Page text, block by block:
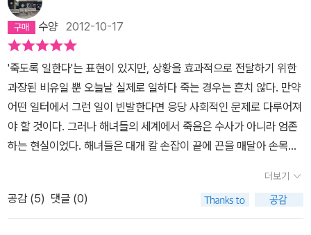
다는 걸 알았다. )에게 제주의 참모습을 보여주고 싶어한 시댁 식구들
덕분에 오름이나 관광객으로 붐비지 않는 유적지도 많이 다녀와 고개
를 끄덕인 부분이 많았다. 이 책을 읽으면서 가장 공감한 부분은 제주
사람들의 정서와 언어에 대한 부분이었다. 결혼을 하고 처음 몇 년은
내가 살아온 문화와 다른 게 많아서 놀라고 신기해하면서 보냈다. 그
후 몇 년은 왜 그렇게 사는지 이해가 안 된다며 투덜거렸다. 하지만 지
금은 제주에서는 그냥 그러는가 보다 하면서 받아들인다. 한마디로
제주는 내 고향과는 참 다르다. 내가 이런 이야기를 하면 남편은 자기
도 제주랑 처가가 달라서 힘들었단다. 그래도 며느리인 나만큼이야
힘들었을까나?? 나처럼 제주를 이질적으로 생각하는 사람들이 많다
수양 2012-10-17
'죽도록 일한다'는 표현이 있지만, 상황을 효과적으로 전달하기 위한
과장된 비유일 뿐 오늘날 실제로 일하다 죽는 경우는 흔치 않다. 만약
어떤 일터에서 그런 일이 빈발한다면 응당 사회적인 문제로 다루어져
야 할 것이다. 그러나 해녀들의 세계에서 죽음은 수사가 아니라 엄존
하는 현실이었다. 해녀들은 대개 칼 손잡이 끝에 끈을 매달아 손목에
칼이 전복에 박혀 빠지지 않으면 오도가도 못하고 숨이 차 죽었다고
한다. 그 외에도 그네들은 한겨울 바닷물에 얼어 죽고, 해파리에 물려
죽고, 상어에 잡혀먹는 등 실로 갖가지 횡액에 목숨을 잃었나보다. 물
더보기
공감 (5) 댓글 (0)